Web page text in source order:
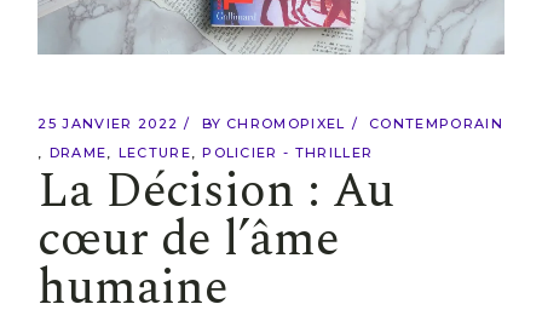
25 JANVIER 2022 BY CHROMOPIXEL
CONTEMPORAIN
DRAME
LECTURE POLICIER - THRILLER
La Décision : Au
cœur de l’âme
humaine